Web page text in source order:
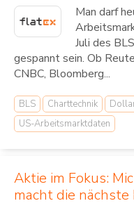
Man darf
Juli des
gespannt sein. Ob
CNBC, Bloomberg...
BLS Charttechnik
US-Arbeitsmarktdaten
Aktie im Fokus:
macht die